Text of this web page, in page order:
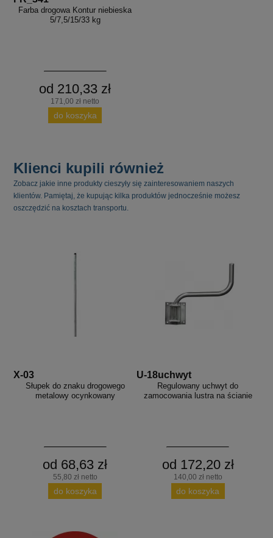
Farba drogowa Kontur niebieska
5/7,5/15/33 kg
od 210,33 zł
171,00 zł netto
do koszyka
Klienci kupili również
Zobacz jakie inne produkty cieszyły się zainteresowaniem naszych
klientów. Pamiętaj, że kupując kilka produktów jednocześnie możesz
oszczędzić na kosztach transportu.
X-03
Słupek do znaku drogowego
metalowy ocynkowany
od 68,63 zł
55,80 zł netto
do koszyka
U-18uchwyt
Regulowany uchwyt do
zamocowania lustra na ścianie
od 172,20 zł
140,00 zł netto
do koszyka